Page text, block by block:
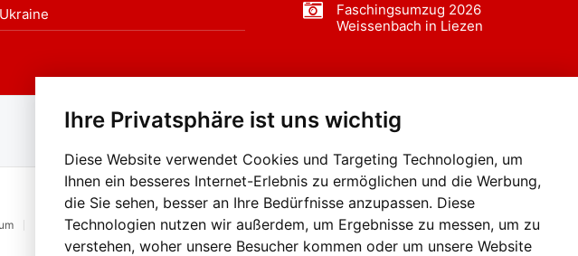
Ihre Privatsphäre ist uns wichtig
Diese Website verwendet Cookies und Targeting Technologien, um
Ihnen ein besseres Internet-Erlebnis zu ermöglichen und die Werbung,
die Sie sehen, besser an Ihre Bedürfnisse anzupassen. Diese
Technologien nutzen wir außerdem, um Ergebnisse zu messen, um zu
verstehen, woher unsere Besucher kommen oder um unsere Website
Ukraine
Faschingsumzug 2026
Weissenbach in Liezen
Auf BLO24.at werben?+43 (0)664 2226600
Datenschutz Kontakt